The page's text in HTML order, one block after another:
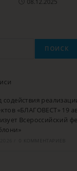
ПОИСК
содействия
«БЛАГОВЕСТ» 19
Всероссийский